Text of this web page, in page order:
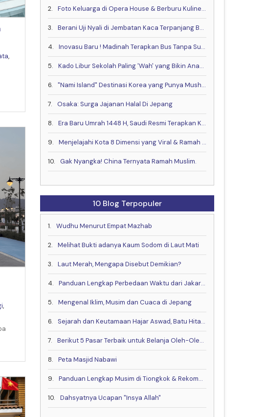
,
,
2. Foto Keluarga di Opera House & Berburu Kuliner Halal yang Lagi Hits di Sydney
3. Berani Uji Nyali di Jembatan Kaca Terpanjang Bareng Keluarga?
4. Inovasu Baru ! Madinah Terapkan Bus Tanpa Supir
5. Kado Libur Sekolah Paling 'Wah' yang Bikin Anak Betah!
6. "Nami Island" Destinasi Korea yang Punya Musholla & Resto Halal .
7. Osaka: Surga Jajanan Halal Di Jepang
8. Era Baru Umrah 1448 H, Saudi Resmi Terapkan Kontrak Digital & Buka Visa Akhir Mei
9. Menjelajahi Kota 8 Dimensi yang Viral & Ramah Muslim bareng Muslim Travel Indonesia
10. Gak Nyangka! China Ternyata Ramah Muslim.
10 Blog Terpopuler
1. Wudhu Menurut Empat Mazhab
2. Melihat Bukti adanya Kaum Sodom di Laut Mati
3. Laut Merah, Mengapa Disebut Demikian?
4. Panduan Lengkap Perbedaan Waktu dari Jakarta ke China, Eropa dan Negara Lain
5. Mengenal Iklim, Musim dan Cuaca di Jepang
6. Sejarah dan Keutamaan Hajar Aswad, Batu Hitam dari Surga
7. Berikut 5 Pasar Terbaik untuk Belanja Oleh-Oleh di Kota Makkah
8. Peta Masjid Nabawi
9. Panduan Lengkap Musim di Tiongkok & Rekomendasi Waktu Terbaik untuk Berkunjung!
10. Dahsyatnya Ucapan "Insya Allah"